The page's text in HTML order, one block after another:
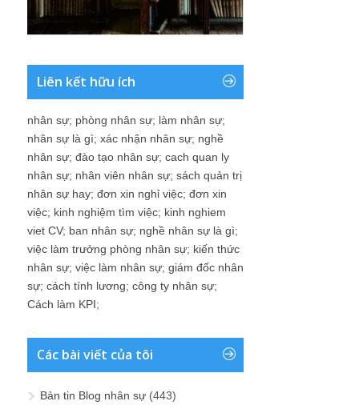
Liên kết hữu ích
nhân sự; phòng nhân sự; làm nhân sự;
nhân sự là gì; xác nhận nhân sự; nghề
nhân sự; đào tạo nhân sự; cach quan ly
nhân sự; nhân viên nhân sự; sách quản trị
nhân sự hay; đơn xin nghỉ việc; đơn xin
việc; kinh nghiệm tìm việc; kinh nghiem
viet CV; ban nhân sự; nghề nhân sự là gì;
việc làm trưởng phòng nhân sự; kiến thức
nhân sự; việc làm nhân sự; giám đốc nhân
sự; cách tính lương; công ty nhân sự;
Cách làm KPI;
Các bài viết của tôi
Bản tin Blog nhân sự (443)